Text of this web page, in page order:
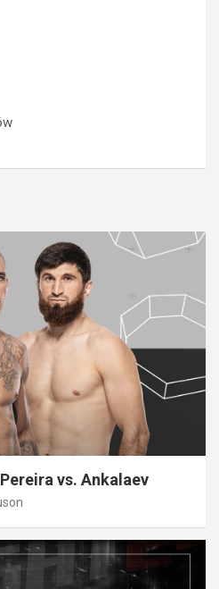
vs. Ankalaev